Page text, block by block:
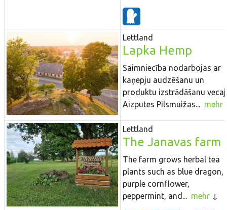
Lettland
Lapka Hemp
Saimniecība nodarbojas ar
kaņepju audzēšanu un
produktu izstrādāšanu
Aizputes Pilsmuižas... mehr
Lettland
The Janavas farm
The farm grows herbal tea
plants such as blue dragon,
purple cornflower,
peppermint, and... mehr